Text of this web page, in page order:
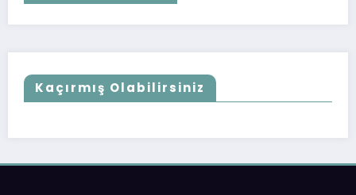
Kaçırmış Olabilirsiniz